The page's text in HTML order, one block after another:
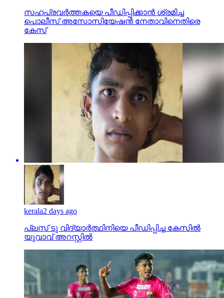
സഹപ്രവര്‍ത്തകയെ പീഡിപ്പിക്കാന്‍ ശ്രമിച്ച
പൊലീസ് അസോസിയേഷന്‍ നേതാവിനെതിരെ
കേസ്
kerala2 days ago
പ്ലസ് ടു വിദ്യാര്‍ത്ഥിനിയെ പീഡിപ്പിച്ച കേസില്‍
യുവാവ് അറസ്റ്റില്‍